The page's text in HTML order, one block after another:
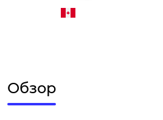
Обзор